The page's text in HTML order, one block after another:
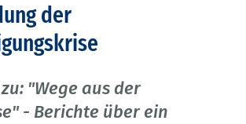
der
"Wege aus der
- Berichte über ein